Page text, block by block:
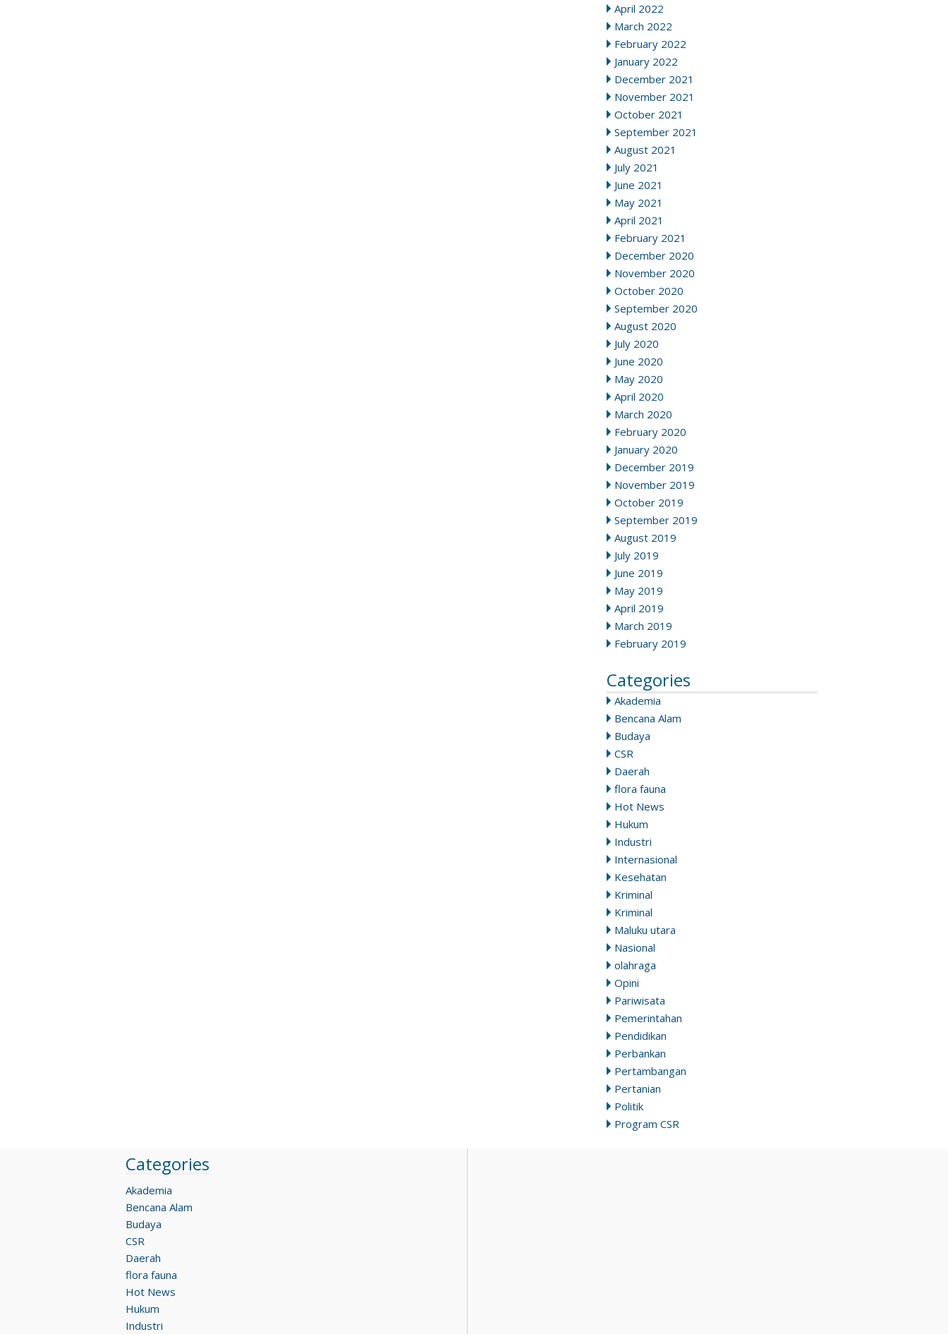
April 2022
March 2022
February 2022
January 2022
December 2021
November 2021
October 2021
September 2021
August 2021
July 2021
June 2021
May 2021
April 2021
February 2021
December 2020
November 2020
October 2020
September 2020
August 2020
July 2020
June 2020
May 2020
April 2020
March 2020
February 2020
January 2020
December 2019
November 2019
October 2019
September 2019
August 2019
July 2019
June 2019
May 2019
April 2019
March 2019
February 2019
Categories
Akademia
Bencana Alam
Budaya
CSR
Daerah
flora fauna
Hot News
Hukum
Industri
Internasional
Kesehatan
Kriminal
Kriminal
Maluku utara
Nasional
olahraga
Opini
Pariwisata
Pemerintahan
Pendidikan
Perbankan
Pertambangan
Pertanian
Politik
Program CSR
Categories
Akademia
Bencana Alam
Budaya
CSR
Daerah
flora fauna
Hot News
Hukum
Industri